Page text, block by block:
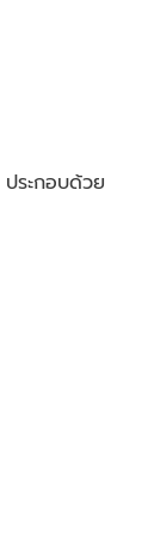
ประกอบด้วย